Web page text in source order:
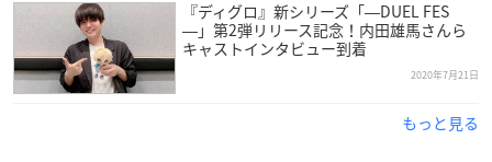
『ディグロ』新シリーズ「―DUEL FES
―」第2弾リリース記念！内田雄馬さんら
キャストインタビュー到着
2020年7月21日
もっと見る